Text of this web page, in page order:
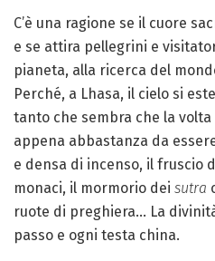
C’è una ragione se il cuore
e se attira pellegrini e
pianeta, alla ricerca del
Perché, a Lhasa, il cielo si
tanto che sembra che la
appena abbastanza da
e densa di incenso, il fruscio
monaci, il mormorio dei sutra
ruote di preghiera… La
passo e ogni testa china.